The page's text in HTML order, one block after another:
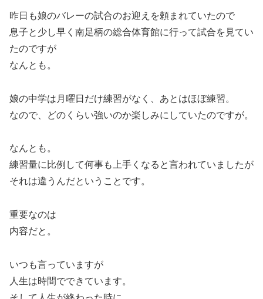
昨日も娘のバレーの試合のお迎えを頼まれていたので
息子と少し早く南足柄の総合体育館に行って試合を見てい
たのですが
なんとも。
娘の中学は月曜日だけ練習がなく、あとはほぼ練習。
なので、どのくらい強いのか楽しみにしていたのですが。
なんとも。
練習量に比例して何事も上手くなると言われていましたが
それは違うんだということです。
重要なのは
内容だと。
いつも言っていますが
人生は時間でできています。